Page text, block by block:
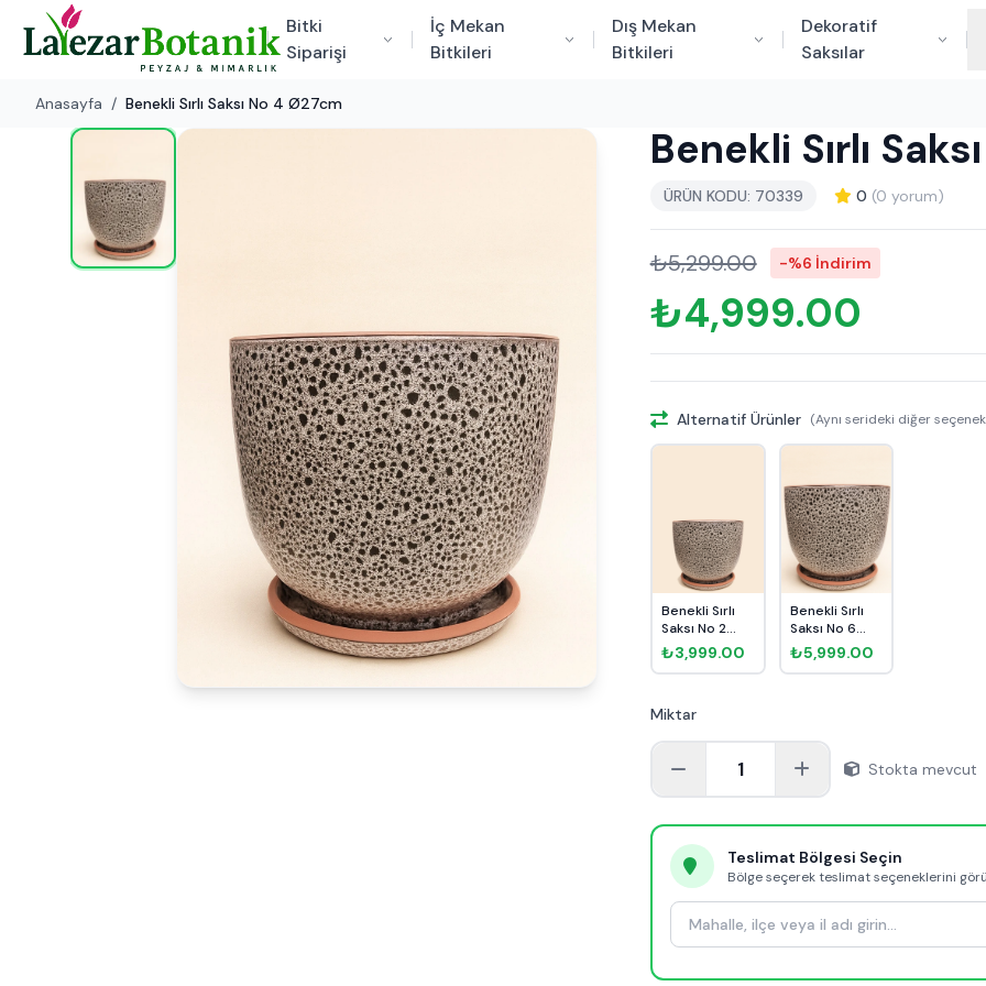
Bitki
Siparişi
İç Mekan
Bitkileri
Dış Mekan
Bitkileri
Dekoratif
Saksılar
Anasayfa / Benekli Sırlı Saksı No 4 Ø27cm
Benekli Sırlı
ÜRÜN KODU: 70339 0 (0 yorum)
₺5,299.00 -%6 İndirim
₺4,999.00
Alternatif Ürünler (Aynı serideki diğer
Benekli Sırlı
Saksı No 2
Ø20cm
₺3,999.00
Benekli Sırlı
Saksı No 6
Ø35cm
₺5,999.00
Miktar
1 Stokta mevcut
Teslimat Bölgesi Seçin
Bölge seçerek teslimat seçeneklerini